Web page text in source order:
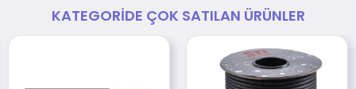
KATEGORIDE ÇOK SATILAN ÜRÜNLER